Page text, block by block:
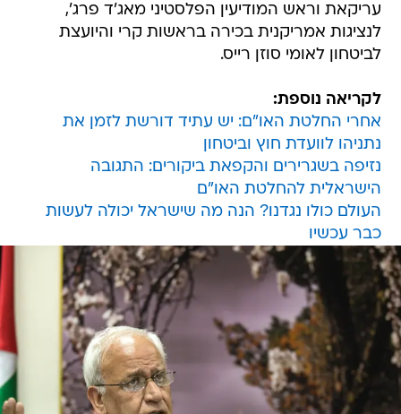
עריקאת וראש המודיעין הפלסטיני מאג'ד פרג',
לנציגות אמריקנית בכירה בראשות קרי והיועצת
לביטחון לאומי סוזן רייס.
לקריאה נוספת:
אחרי החלטת האו"ם: יש עתיד דורשת לזמן את
נתניהו לוועדת חוץ וביטחון
נזיפה בשגרירים והקפאת ביקורים: התגובה
הישראלית להחלטת האו"ם
העולם כולו נגדנו? הנה מה שישראל יכולה לעשות
כבר עכשיו